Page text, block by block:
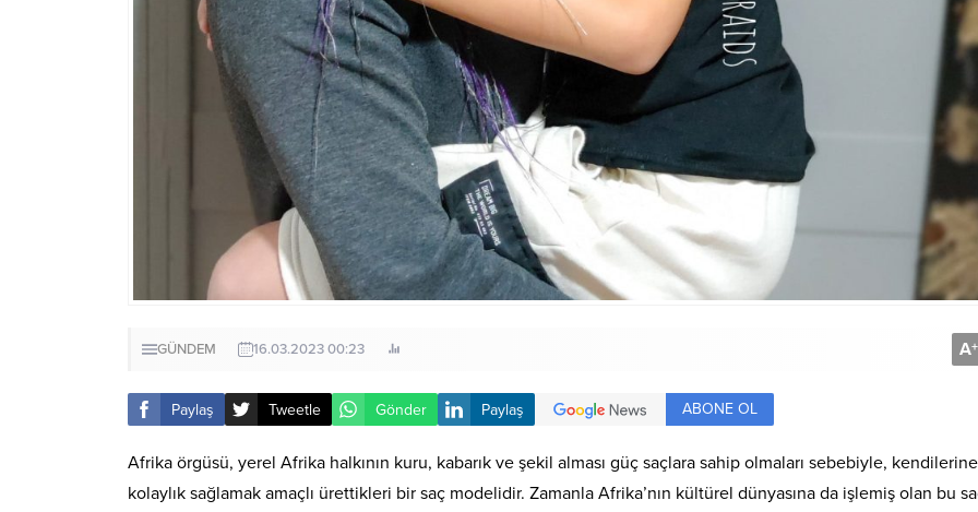
GÜNDEM 16.03.2023 00:23 A+
Paylaş Tweetle Gönder Paylaş ABONE OL
Afrika örgüsü, yerel Afrika halkının kuru, kabarık ve şekil alması güç saçlara sahip olmaları sebebiyle, kendilerine
kolaylık sağlamak amaçlı ürettikleri bir saç modelidir. Zamanla Afrika’nın kültürel dünyasına da işlemiş olan bu